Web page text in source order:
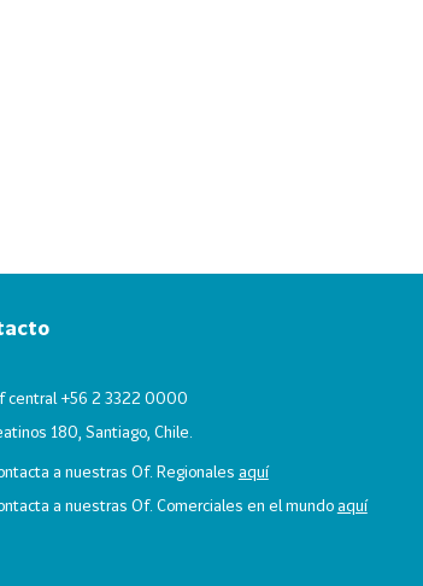
central +56 2 3322 0000
180, Santiago, Chile.
a nuestras Of. Regionales aquí
a nuestras Of. Comerciales en el mundoaquí